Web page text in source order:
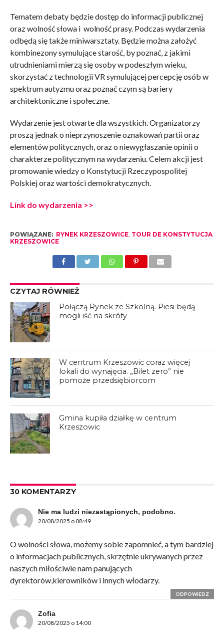
Tematem debaty będzie dostęp do informacji publicznej
oraz wolność słowa i wolność prasy. Podczas wydarzenia
odbędą się także miniwarsztaty. Będzie można założyć
kombinezony symulujące starość, by poznać, z jakimi
utrudnieniami mierzą się osoby w podeszłym wieku,
skorzystać z technologii VR symulującej percepcję osób w
spektrum autyzmu oraz poznać czym są bariery
architektoniczne i społeczne.
Wydarzenie jest otwarte dla wszystkich. Organizatorzy
proszą jednak o nieprzynoszenie oznakowań partii oraz
elementów politycznych, oraz o niewygłaszanie opinii o
charakterze politycznym na wydarzeniu. Celem akcji jest
promowanie wiedzy o Konstytucji Rzeczypospolitej
Polskiej oraz wartości demokratycznych.
Link do wydarzenia >>
POWIĄZANE: RYNEK KRZESZOWICE, TOUR DE KONSTYTUCJA
KRZESZOWICE
CZYTAJ RÓWNIEŻ
Połączą Rynek ze Szkolną. Piesi będą
mogli iść na skróty
W centrum Krzeszowic coraz więcej
lokali do wynajęcia. „Bilet zero” nie
pomoże przedsiębiorcom
Gmina kupiła działkę w centrum
Krzeszowic
30 KOMENTARZY
Nie ma ludzi niezastąpionych, podobno.
20/08/2025 o 08:49
O wolności słowa, możemy sobie zapomnieć, a tym bardziej
o informacjach publicznych, skrzętnie ukrywanych przez
naszych miłościwie nam panujących
dyrektorów,kierowników i innych włodarzy.
ODPOWIEDZ
Zofia
20/08/2025 o 14:00